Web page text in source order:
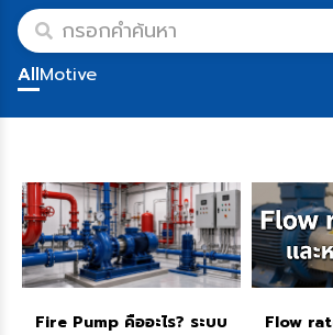
AllMotive
Fire Pump คืออะไร? ระบบปั๊มดับเพลิงที่อ
Flow